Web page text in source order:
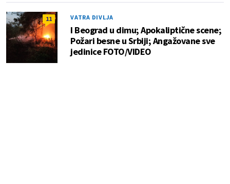
11 VATRA DIVLJA
I Beograd u dimu; Apokaliptične scene;
Požari besne u Srbiji; Angažovane sve
jedinice FOTO/VIDEO